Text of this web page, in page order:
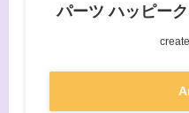
パーツ ハッピー